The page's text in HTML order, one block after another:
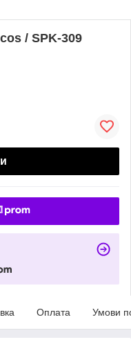
/ SPK-309
Оплата Умови